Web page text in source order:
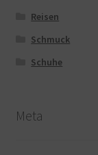
Reisen
Schmuck
Schuhe
Meta